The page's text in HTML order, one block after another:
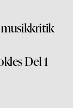
musikkritik
Del 1